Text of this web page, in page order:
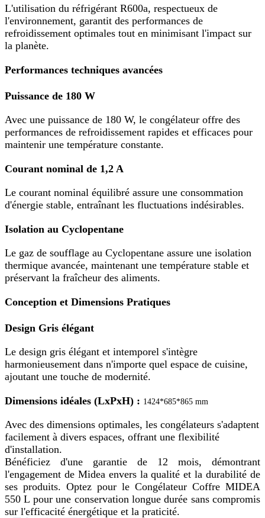
L'utilisation du réfrigérant R600a, respectueux de
l'environnement, garantit des performances de
refroidissement optimales tout en minimisant l'impact sur
la planète.
Performances techniques avancées
Puissance de 180 W
Avec une puissance de 180 W, le congélateur offre des
performances de refroidissement rapides et efficaces pour
maintenir une température constante.
Courant nominal de 1,2 A
Le courant nominal équilibré assure une consommation
d'énergie stable, entraînant les fluctuations indésirables.
Isolation au Cyclopentane
Le gaz de soufflage au Cyclopentane assure une isolation
thermique avancée, maintenant une température stable et
préservant la fraîcheur des aliments.
Conception et Dimensions Pratiques
Design Gris élégant
Le design gris élégant et intemporel s'intègre
harmonieusement dans n'importe quel espace de cuisine,
ajoutant une touche de modernité.
Dimensions idéales (LxPxH) : 1424*685*865 mm
Avec des dimensions optimales, les congélateurs s'adaptent
facilement à divers espaces, offrant une flexibilité
d'installation.
Bénéficiez d'une garantie de 12 mois, démontrant
l'engagement de Midea envers la qualité et la durabilité de
ses produits. Optez pour le Congélateur Coffre MIDEA
550 L pour une conservation longue durée sans compromis
sur l'efficacité énergétique et la praticité.